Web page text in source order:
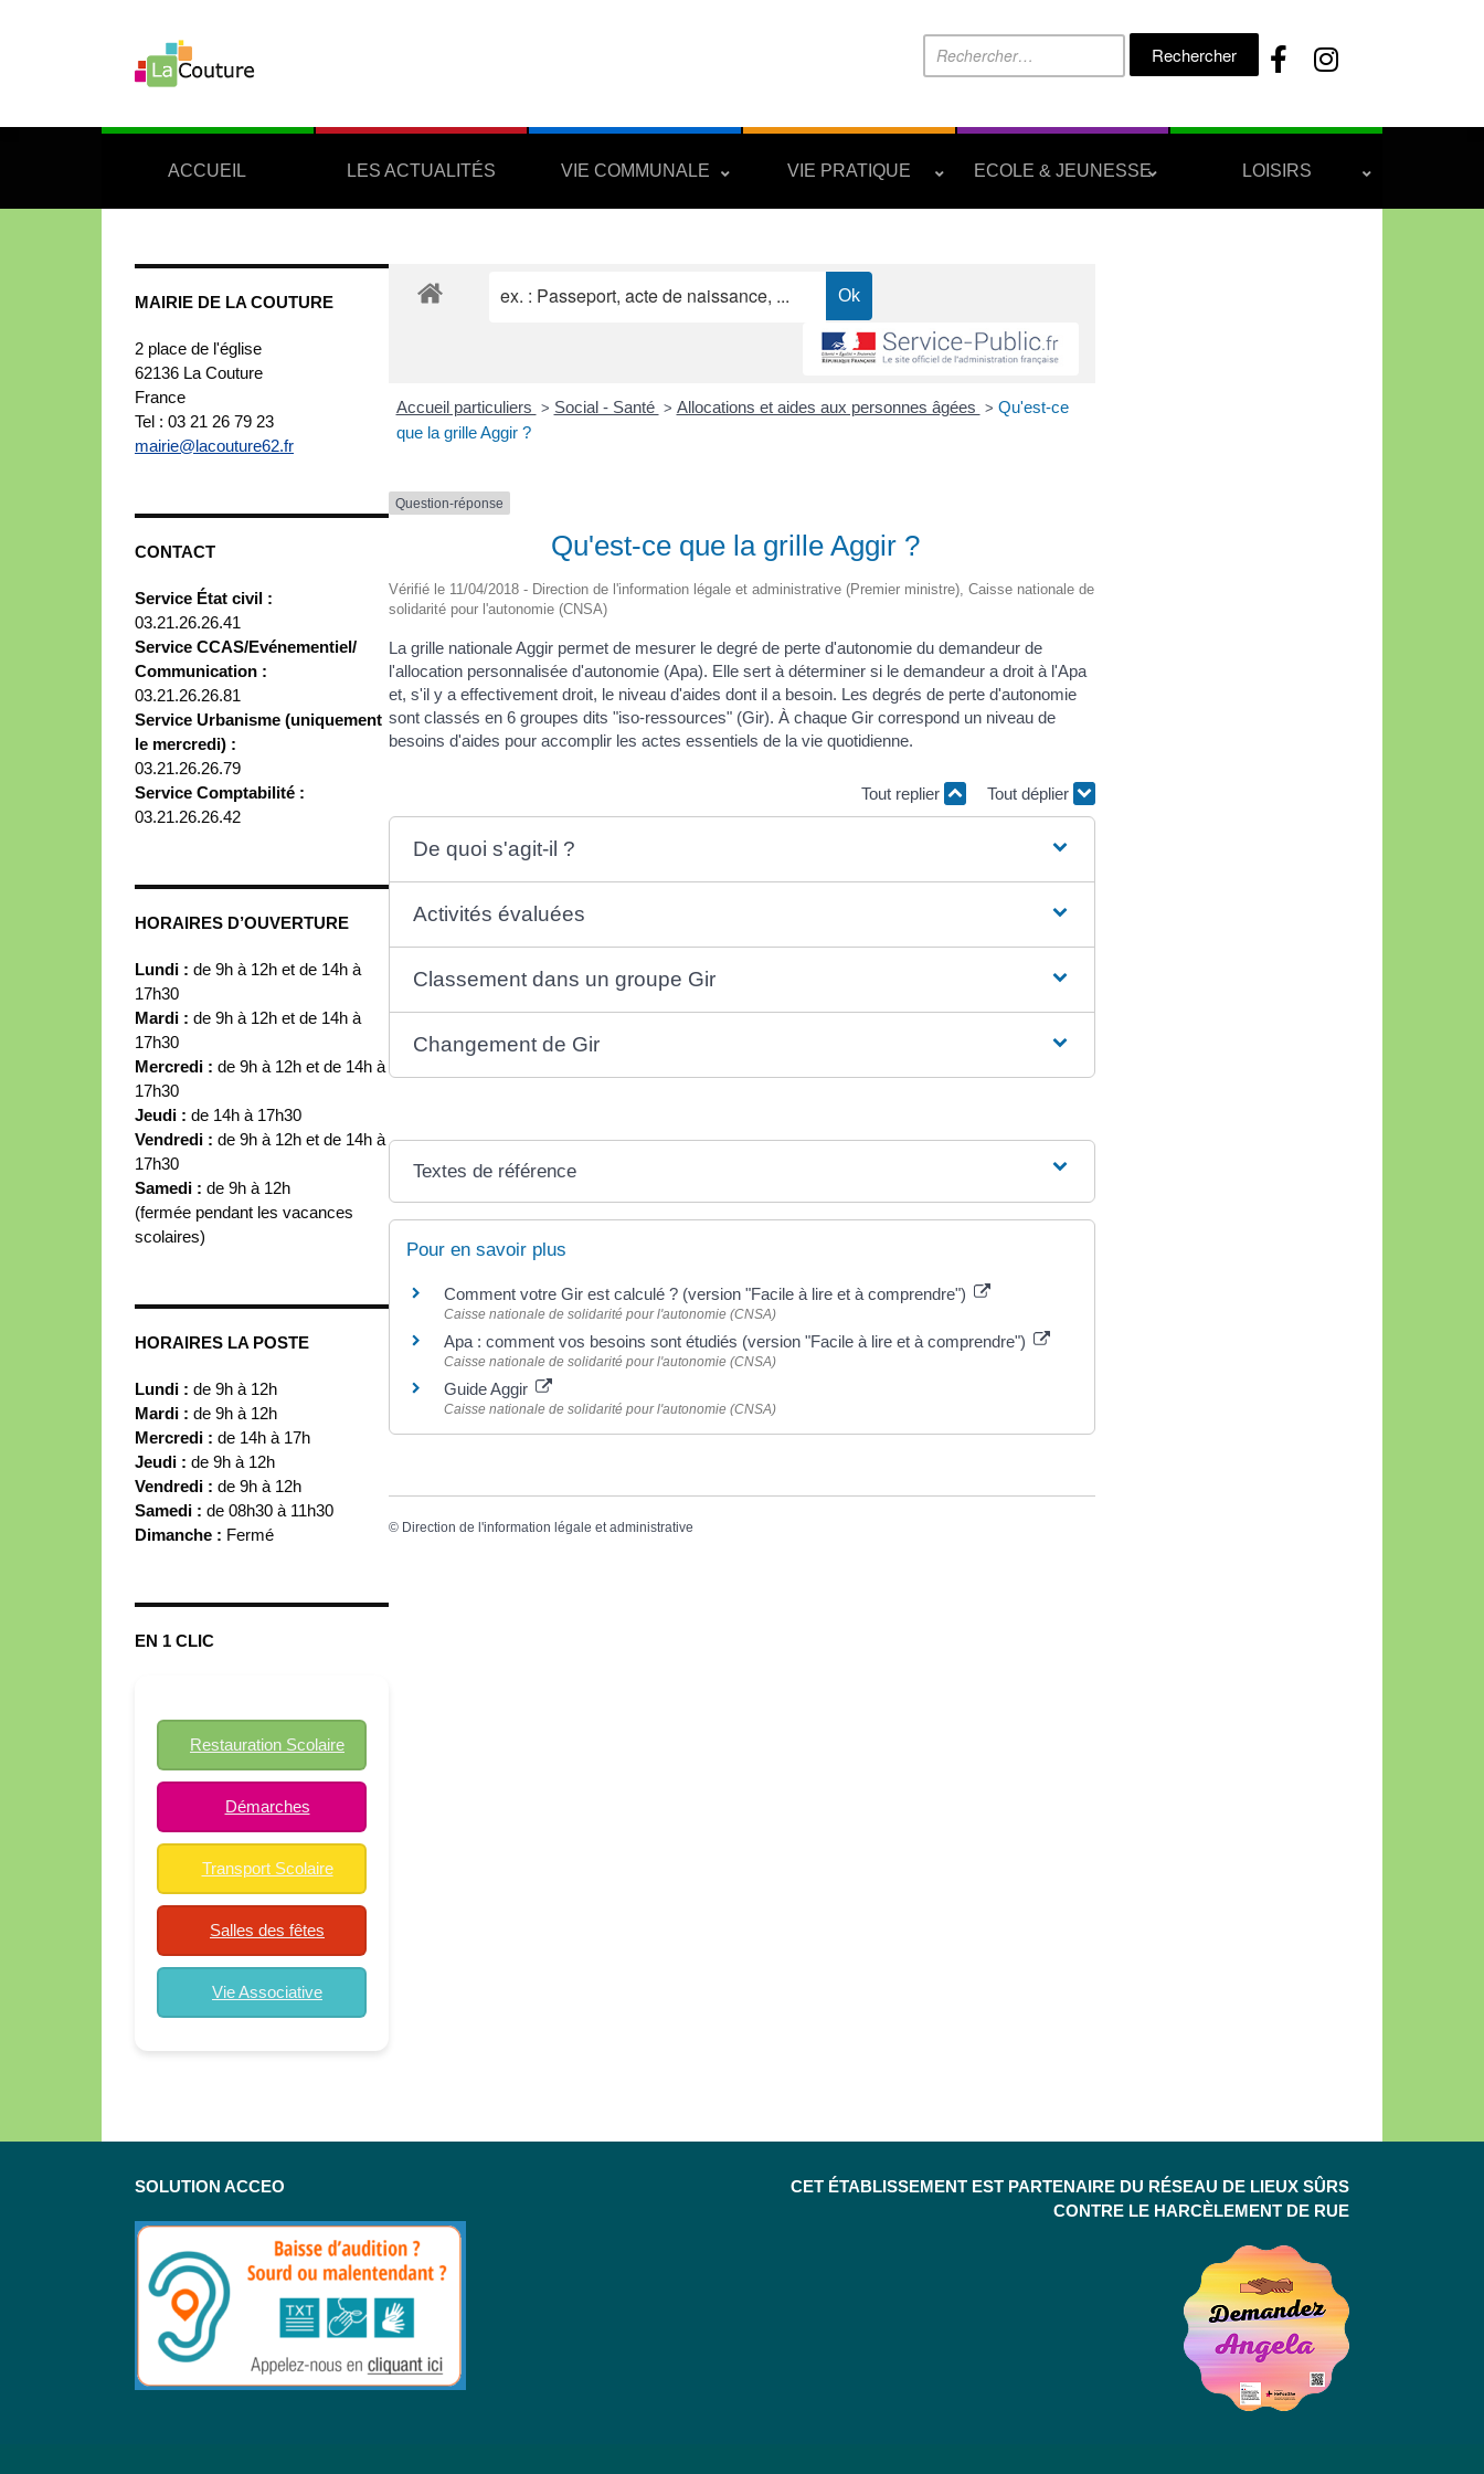
Rechercher :
ACCUEIL LES ACTUALITÉS VIE COMMUNALE VIE PRATIQUE ECOLE & JEUNESSE LOISIRS
MAIRIE DE LA COUTURE
2 place de l'église
62136 La Couture
France
Tel : 03 21 26 79 23
mairie@lacouture62.fr
CONTACT
Service État civil :
03.21.26.26.41
Service CCAS/Evénementiel/
Communication :
03.21.26.26.81
Service Urbanisme (uniquement
le mercredi) :
03.21.26.26.79
Service Comptabilité :
03.21.26.26.42
HORAIRES D’OUVERTURE
Lundi : de 9h à 12h et de 14h à
17h30
Mardi : de 9h à 12h et de 14h à
17h30
Mercredi : de 9h à 12h et de 14h à
17h30
Jeudi : de 14h à 17h30
Vendredi : de 9h à 12h et de 14h à
17h30
Samedi : de 9h à 12h
(fermée pendant les vacances
scolaires)
HORAIRES LA POSTE
Lundi : de 9h à 12h
Mardi : de 9h à 12h
Mercredi : de 14h à 17h
Jeudi : de 9h à 12h
Vendredi : de 9h à 12h
Samedi : de 08h30 à 11h30
Dimanche : Fermé
EN 1 CLIC
Restauration Scolaire
Démarches
Transport Scolaire
Salles des fêtes
Vie Associative
Accueil particuliers > Social - Santé > Allocations et aides aux personnes âgées > Qu'est-ce
que la grille Aggir ?
Question-réponse
Qu'est-ce que la grille Aggir ?
Vérifié le 11/04/2018 - Direction de l'information légale et administrative (Premier ministre), Caisse nationale de
solidarité pour l'autonomie (CNSA)
La grille nationale Aggir permet de mesurer le degré de perte d'autonomie du demandeur de
l'allocation personnalisée d'autonomie (Apa). Elle sert à déterminer si le demandeur a droit à l'Apa
et, s'il y a effectivement droit, le niveau d'aides dont il a besoin. Les degrés de perte d'autonomie
sont classés en 6 groupes dits "iso-ressources" (Gir). À chaque Gir correspond un niveau de
besoins d'aides pour accomplir les actes essentiels de la vie quotidienne.
Tout replier Tout déplier
De quoi s'agit-il ?
Activités évaluées
Classement dans un groupe Gir
Changement de Gir
Textes de référence
Pour en savoir plus
Comment votre Gir est calculé ? (version "Facile à lire et à comprendre")
Caisse nationale de solidarité pour l'autonomie (CNSA)
Apa : comment vos besoins sont étudiés (version "Facile à lire et à comprendre")
Caisse nationale de solidarité pour l'autonomie (CNSA)
Guide Aggir
Caisse nationale de solidarité pour l'autonomie (CNSA)
© Direction de l'information légale et administrative
SOLUTION ACCEO
CET ÉTABLISSEMENT EST PARTENAIRE DU RÉSEAU DE LIEUX SÛRS
CONTRE LE HARCÈLEMENT DE RUE